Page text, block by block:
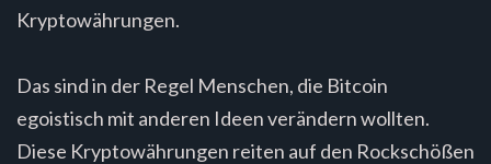
Kryptowährungen.
Das sind in der Regel Menschen, die Bitcoin
egoistisch mit anderen Ideen verändern wollten.
Diese Kryptowährungen reiten auf den Rockschößen